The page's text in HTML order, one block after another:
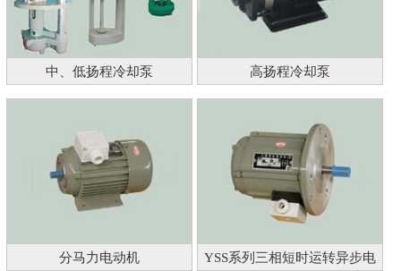
中、低扬程冷却泵 高扬程冷却泵
分马力电动机
YSS系列三相短时运转异步电